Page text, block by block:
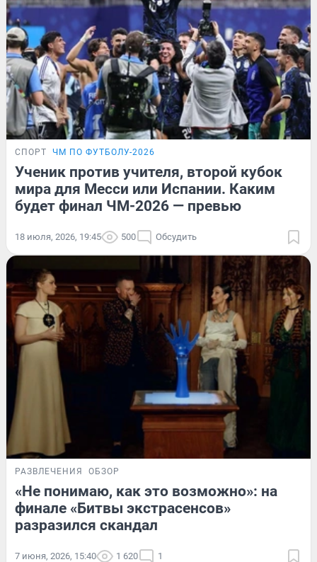
СПОРТ ЧМ ПО ФУТБОЛУ-2026
Ученик против учителя, второй кубок
мира для Месси или Испании. Каким
будет финал ЧМ-2026 — превью
18 июля, 2026, 19:45 500 Обсудить
РАЗВЛЕЧЕНИЯ ОБЗОР
«Не понимаю, как это возможно»: на
финале «Битвы экстрасенсов»
разразился скандал
7 июня, 2026, 15:40 1 620 1